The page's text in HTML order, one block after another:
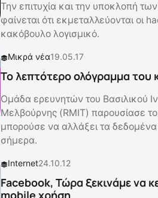
Την επιτυχία και την υποκλοπή
φαίνεται ότι εκμεταλλεύονται οι
κακόβουλο λογισμικό.
Μικρά νέα19.05.17
Το λεπτότερο ολόγραμμα του
Ομάδα ερευνητών του Βασιλικού
Μελβούρνης (RMIT) παρουσίασε
μπορούσε να αλλάξει τα
σήμερα.
Internet24.10.12
Facebook, Τώρα ξεκινάμε να